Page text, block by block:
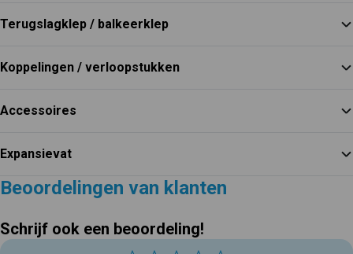
Terugslagklep / balkeerklep
Koppelingen / verloopstukken
Accessoires
Expansievat
Beoordelingen van klanten
Schrijf ook een beoordeling!